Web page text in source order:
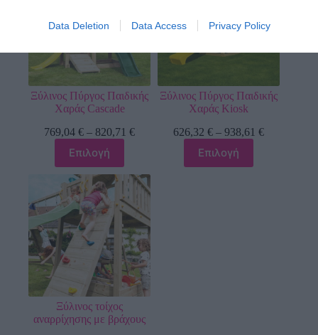
Data Deletion Data Access Privacy Policy
Ξύλινος Πύργος Παιδικής
Χαράς Cascade
769,04€ – 820,71€
Επιλογή
Ξύλινος Πύργος Παιδικής
Χαράς Kiosk
626,32€ – 938,61€
Επιλογή
Ξύλινος τοίχος
αναρρίχησης με βράχους